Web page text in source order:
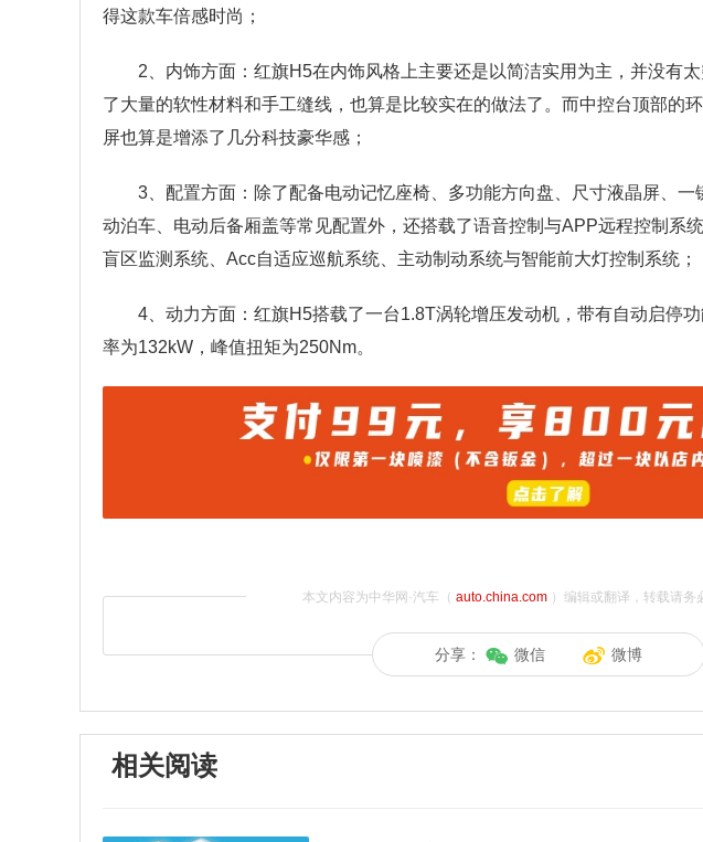
得这款车倍感时尚；
2、内饰方面：红旗H5在内饰风格上主要还是以简洁实用为主，并没有
了大量的软性材料和手工缝线，也算是比较实在的做法了。而中控台顶部的
屏也算是增添了几分科技豪华感；
3、配置方面：除了配备电动记忆座椅、多功能方向盘、尺寸液晶屏、一
动泊车、电动后备厢盖等常见配置外，还搭载了语音控制与APP远程控制系
盲区监测系统、Acc自适应巡航系统、主动制动系统与智能前大灯控制系统；
4、动力方面：红旗H5搭载了一台1.8T涡轮增压发动机，带有自动启停
率为132kW，峰值扭矩为250Nm。
本文内容为中华网·汽车（ auto.china.com）编辑或翻译，转载请务
分享： 微信 微博
相关阅读